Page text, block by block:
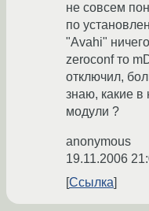
не совсем
по
"Avahi"
zeroconf то
отключил,
знаю, какие
модули ?
anonymous
19.11.2006
Ссылка